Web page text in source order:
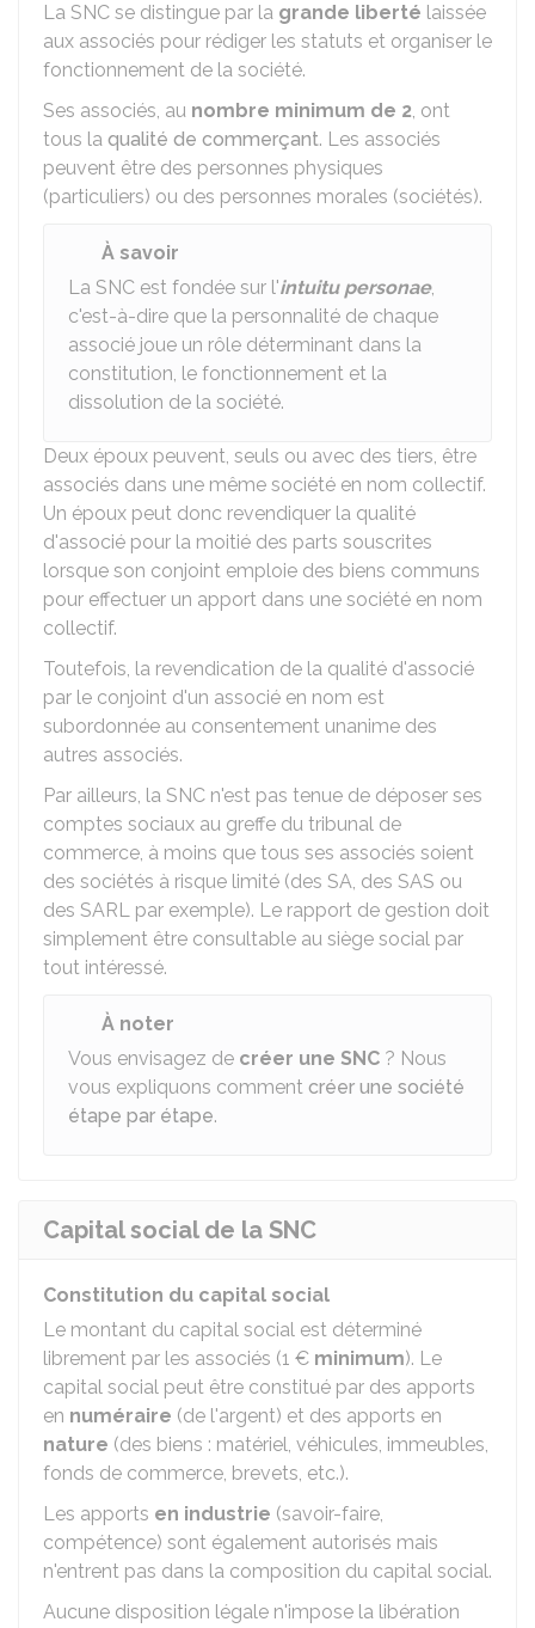
La SNC se distingue par la grande liberté laissée
aux associés pour rédiger les statuts et organiser le
fonctionnement de la société.
Ses associés, au nombre minimum de 2, ont
tous la qualité de commerçant. Les associés
peuvent être des personnes physiques
(particuliers) ou des personnes morales (sociétés).
À savoir
La SNC est fondée sur l'intuitu personae,
c'est-à-dire que la personnalité de chaque
associé joue un rôle déterminant dans la
constitution, le fonctionnement et la
dissolution de la société.
Deux époux peuvent, seuls ou avec des tiers, être
associés dans une même société en nom collectif.
Un époux peut donc revendiquer la qualité
d'associé pour la moitié des parts souscrites
lorsque son conjoint emploie des biens communs
pour effectuer un apport dans une société en nom
collectif.
Toutefois, la revendication de la qualité d'associé
par le conjoint d'un associé en nom est
subordonnée au consentement unanime des
autres associés.
Par ailleurs, la SNC n'est pas tenue de déposer ses
comptes sociaux au greffe du tribunal de
commerce, à moins que tous ses associés soient
des sociétés à risque limité (des SA, des SAS ou
des SARL par exemple). Le rapport de gestion doit
simplement être consultable au siège social par
tout intéressé.
À noter
Vous envisagez de créer une SNC ? Nous
vous expliquons comment créer une société
étape par étape.
Capital social de la SNC
Constitution du capital social
Le montant du capital social est déterminé
librement par les associés (1 € minimum). Le
capital social peut être constitué par des apports
en numéraire (de l'argent) et des apports en
nature (des biens : matériel, véhicules, immeubles,
fonds de commerce, brevets, etc.).
Les apports en industrie (savoir-faire,
compétence) sont également autorisés mais
n'entrent pas dans la composition du capital social.
Aucune disposition légale n'impose la libération